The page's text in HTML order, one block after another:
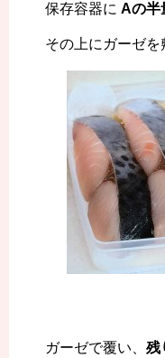
保存容器に Aの半
その上にガーゼを
ガーゼで覆い、 残